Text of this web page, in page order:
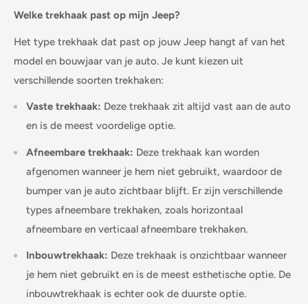
Welke trekhaak past op mijn Jeep?
Het type trekhaak dat past op jouw Jeep hangt af van het
model en bouwjaar van je auto. Je kunt kiezen uit
verschillende soorten trekhaken:
Vaste trekhaak: Deze trekhaak zit altijd vast aan de auto
en is de meest voordelige optie.
Afneembare trekhaak: Deze trekhaak kan worden
afgenomen wanneer je hem niet gebruikt, waardoor de
bumper van je auto zichtbaar blijft. Er zijn verschillende
types afneembare trekhaken, zoals horizontaal
afneembare en verticaal afneembare trekhaken.
Inbouwtrekhaak: Deze trekhaak is onzichtbaar wanneer
je hem niet gebruikt en is de meest esthetische optie. De
inbouwtrekhaak is echter ook de duurste optie.